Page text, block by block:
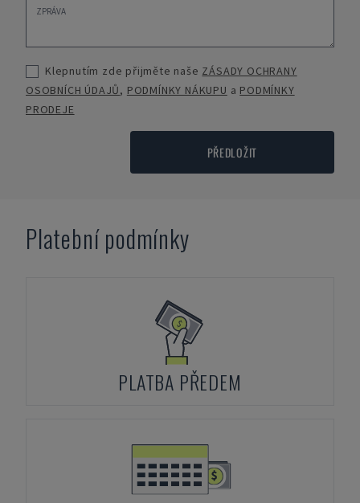
Klepnutím zde přijměte naše ZÁSADY OCHRANY
OSOBNÍCH ÚDAJŮ, PODMÍNKY NÁKUPU a PODMÍNKY
PRODEJE
PŘEDLOŽIT
Platební podmínky
PLATBA PŘEDEM